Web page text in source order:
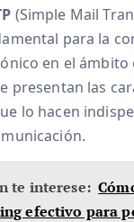
(Simple Mail
para la
en el ámbito
presentan las
lo hacen
te interese:
efectivo para